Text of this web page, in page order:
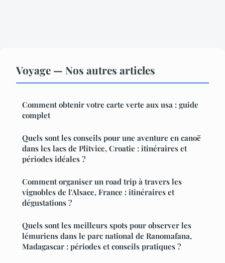
Voyage — Nos autres articles
Comment obtenir votre carte verte aux usa : guide
complet
Quels sont les conseils pour une aventure en canoë
dans les lacs de Plitvice, Croatie : itinéraires et
périodes idéales ?
Comment organiser un road trip à travers les
vignobles de l'Alsace, France : itinéraires et
dégustations ?
Quels sont les meilleurs spots pour observer les
lémuriens dans le parc national de Ranomafana,
Madagascar : périodes et conseils pratiques ?